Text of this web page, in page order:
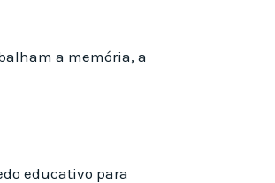
a memória, a
educativo para